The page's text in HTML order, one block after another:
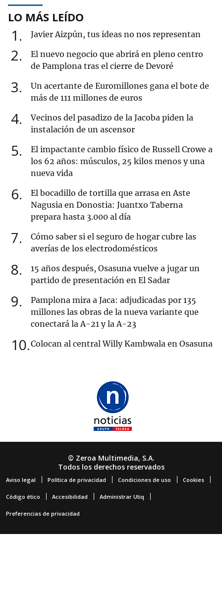
LO MÁS LEÍDO
1 Javier Aizpún, tus ideas no nos representan
2
El nuevo negocio que abrirá en pleno centro
de Pamplona tras el cierre de Devoré
3
Un acertante de Euromillones gana el bote de
más de 111 millones de euros
4
Vecinos del pasadizo de la Jacoba piden la
instalación de un ascensor
5
El impactante cambio físico de Russell Crowe a
los 62 años: músculos, 25 kilos menos y una
nueva vida
6
El bocadillo de tortilla que arrasa en Aste
Nagusia en Donostia: Juantxo Taberna
prepara hasta 3.000 al día
7
Cómo saber si el seguro de hogar cubre las
averías de los electrodomésticos
8
15 años después, Osasuna vuelve a jugar un
partido de presentación en El Sadar
9
Pamplona mira a Jaca: adjudicadas por 135
millones las obras de la nueva variante que
conectará la A-21 y la A-23
10 Colocan al central Willy Kambwala en Osasuna
© Zeroa Multimedia, S.A.
Todos los derechos reservados
Aviso legal Política de privacidad Condiciones de uso Cookies
Código ético Accesibilidad Administrar Utiq
Preferencias de privacidad